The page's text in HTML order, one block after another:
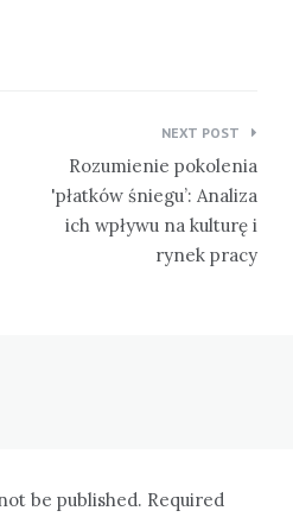
NEXT POST
Rozumienie pokolenia
'płatków śniegu’: Analiza
ich wpływu na kulturę i
rynek pracy
be published. Required